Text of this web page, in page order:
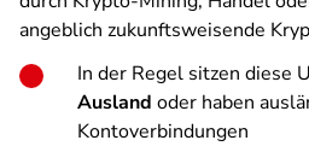
angeblich zukunftsweisende
In der Regel sitzen diese
Ausland oder haben
Kontoverbindungen